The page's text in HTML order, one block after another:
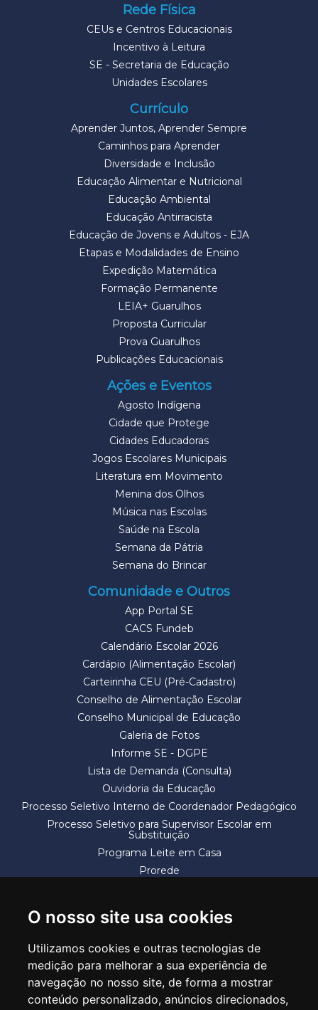
O nosso site usa cookies
Utilizamos cookies e outras tecnologias de
medição para melhorar a sua experiência de
navegação no nosso site, de forma a mostrar
conteúdo personalizado, anúncios direcionados,
Rede Física
CEUs e Centros Educacionais
Incentivo à Leitura
SE - Secretaria de Educação
Unidades Escolares
Currículo
Aprender Juntos, Aprender Sempre
Caminhos para Aprender
Diversidade e Inclusão
Educação Alimentar e Nutricional
Educação Ambiental
Educação Antirracista
Educação de Jovens e Adultos - EJA
Etapas e Modalidades de Ensino
Expedição Matemática
Formação Permanente
LEIA+ Guarulhos
Proposta Curricular
Prova Guarulhos
Publicações Educacionais
Ações e Eventos
Agosto Indígena
Cidade que Protege
Cidades Educadoras
Jogos Escolares Municipais
Literatura em Movimento
Menina dos Olhos
Música nas Escolas
Saúde na Escola
Semana da Pátria
Semana do Brincar
Comunidade e Outros
App Portal SE
CACS Fundeb
Calendário Escolar 2026
Cardápio (Alimentação Escolar)
Carteirinha CEU (Pré-Cadastro)
Conselho de Alimentação Escolar
Conselho Municipal de Educação
Galeria de Fotos
Informe SE - DGPE
Lista de Demanda (Consulta)
Ouvidoria da Educação
Processo Seletivo Interno de Coordenador Pedagógico
Processo Seletivo para Supervisor Escolar em
Substituição
Programa Leite em Casa
Prorede
SECRETARIA DE EDUCAÇÃO